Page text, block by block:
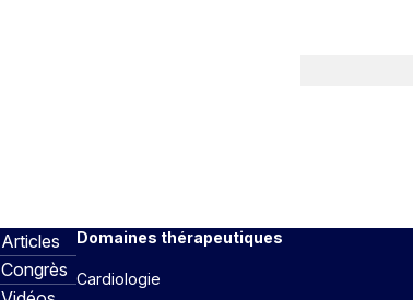
Articles
Congrès
Domaines thérapeutiques
Cardiologie